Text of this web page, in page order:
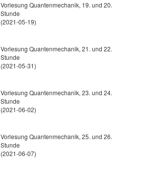
Vorlesung Quantenmechanik, 19. und 20.
Stunde
(2021-05-19)
Vorlesung Quantenmechanik, 21. und 22.
Stunde
(2021-05-31)
Vorlesung Quantenmechanik, 23. und 24.
Stunde
(2021-06-02)
Vorlesung Quantenmechanik, 25. und 26.
Stunde
(2021-06-07)